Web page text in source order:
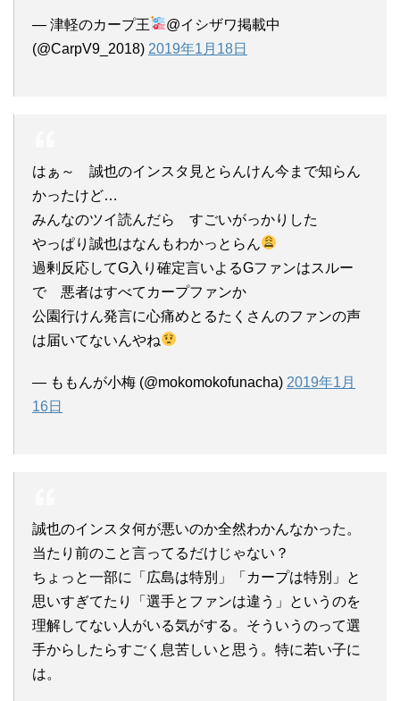
— 津軽のカープ王
@イシザワ掲載中
(@CarpV9_2018) 2019年1月18日
はぁ～ 誠也のインスタ見とらんけん今まで知らん
かったけど…
みんなのツイ読んだら すごいがっかりした
やっぱり誠也はなんもわかっとらん
過剰反応してG入り確定言いよるGファンはスルー
で 悪者はすべてカープファンか
公園行けん発言に心痛めとるたくさんのファンの声
は届いてないんやね
— ももんが小梅 (@mokomokofunacha) 2019年1月
16日
誠也のインスタ何が悪いのか全然わかんなかった。
当たり前のこと言ってるだけじゃない？
ちょっと一部に「広島は特別」「カープは特別」と
思いすぎてたり「選手とファンは違う」というのを
理解してない人がいる気がする。そういうのって選
手からしたらすごく息苦しいと思う。特に若い子に
は。